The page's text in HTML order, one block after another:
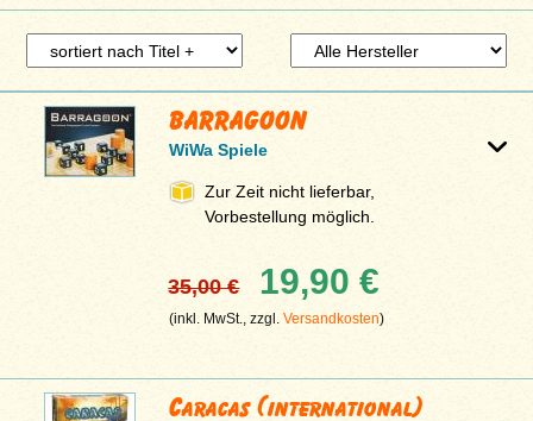
BARRAGOON
WiWa Spiele
Zur Zeit nicht lieferbar,
Vorbestellung möglich.
35,00 € 19,90 €
(inkl. MwSt., zzgl.Versandkosten)
Caracas (international)